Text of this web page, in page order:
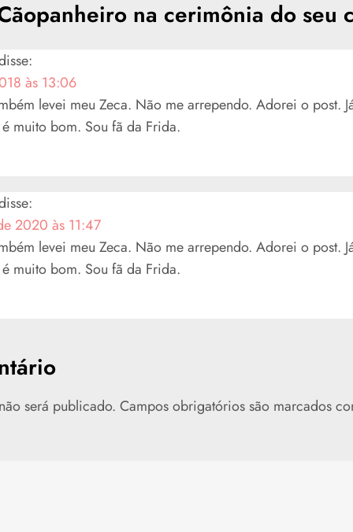
na cerimônia do seu
às 13:06
levei meu Zeca. Não me arrependo. Adorei o post.
muito bom. Sou fã da Frida.
2020 às 11:47
levei meu Zeca. Não me arrependo. Adorei o post.
muito bom. Sou fã da Frida.
será publicado. Campos obrigatórios são marcados